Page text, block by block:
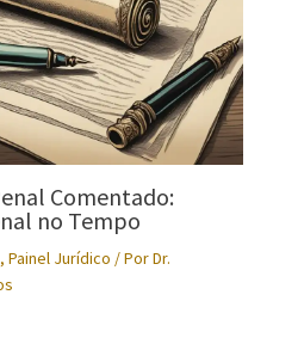
Comentado:
no Tempo
, Painel Jurídico / PorDr.